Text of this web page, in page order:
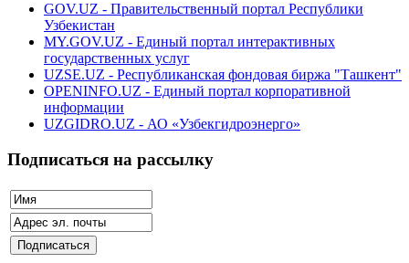
GOV.UZ - Правительственный портал Республики
Узбекистан
MY.GOV.UZ - Единый портал интерактивных
государственных услуг
UZSE.UZ - Республиканская фондовая биржа "Ташкент"
OPENINFO.UZ - Единый портал корпоративной
информации
UZGIDRO.UZ - АО «Узбекгидроэнерго»
Подписаться на рассылку